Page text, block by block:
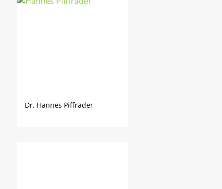
Dr. Hannes Piffrader